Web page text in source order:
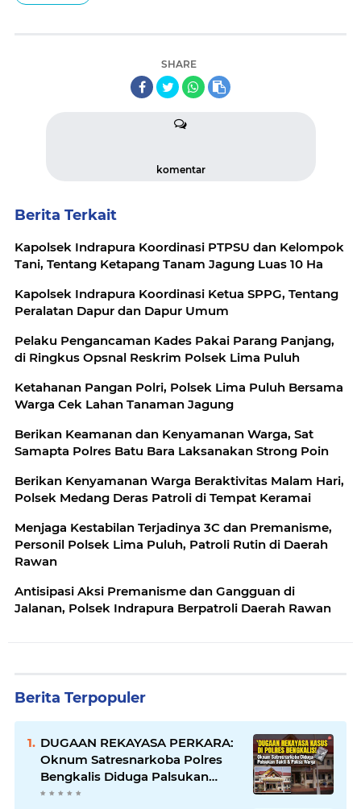
SHARE
komentar
Berita Terkait
Kapolsek Indrapura Koordinasi PTPSU dan Kelompok
Tani, Tentang Ketapang Tanam Jagung Luas 10 Ha
Kapolsek Indrapura Koordinasi Ketua SPPG, Tentang
Peralatan Dapur dan Dapur Umum
Pelaku Pengancaman Kades Pakai Parang Panjang,
di Ringkus Opsnal Reskrim Polsek Lima Puluh
Ketahanan Pangan Polri, Polsek Lima Puluh Bersama
Warga Cek Lahan Tanaman Jagung
Berikan Keamanan dan Kenyamanan Warga, Sat
Samapta Polres Batu Bara Laksanakan Strong Poin
Berikan Kenyamanan Warga Beraktivitas Malam Hari,
Polsek Medang Deras Patroli di Tempat Keramai
Menjaga Kestabilan Terjadinya 3C dan Premanisme,
Personil Polsek Lima Puluh, Patroli Rutin di Daerah
Rawan
Antisipasi Aksi Premanisme dan Gangguan di
Jalanan, Polsek Indrapura Berpatroli Daerah Rawan
Berita Terpopuler
DUGAAN REKAYASA PERKARA:
Oknum Satresnarkoba Polres
Bengkalis Diduga Palsukan
Barang Bukti Hingga Paksa